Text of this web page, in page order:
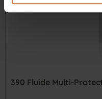
390 Fluide Multi-